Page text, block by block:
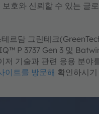
호와 신뢰할 수 있는 글
르담 그린테크
P 3737 Gen 3 및
저 기술과 관련 응용 분야
이트를 방문해 확인하시